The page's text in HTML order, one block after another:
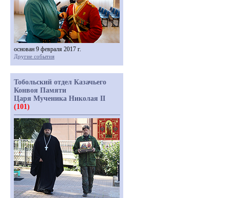
основан 9 февраля 2017 г.
Другие события
Тобольский отдел Казачьего
Конвоя Памяти
Царя Мученика Николая II
(101)